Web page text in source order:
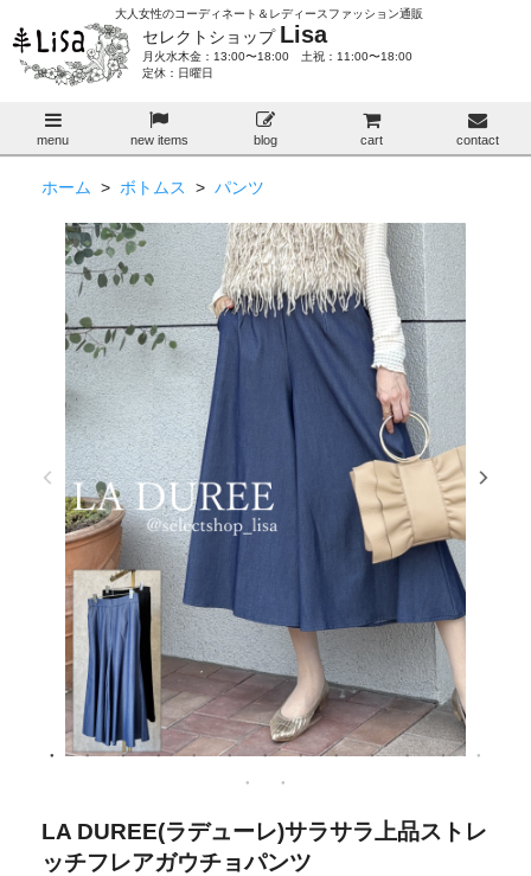
大人女性のコーディネート＆レディースファッション通販
セレクトショップ Lisa
月火水木金：13:00〜18:00 土祝：11:00〜18:00
定休：日曜日
menu new items blog cart contact
ホーム > ボトムス > パンツ
LA DUREE(ラデューレ)サラサラ上品ストレ
ッチフレアガウチョパンツ